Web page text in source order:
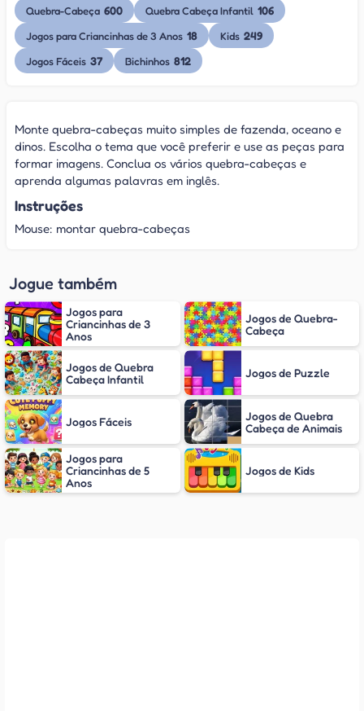
Quebra-Cabeça 600 Quebra Cabeça Infantil 106
Jogos para Criancinhas de 3 Anos 18 Kids 249
Jogos Fáceis 37 Bichinhos 812
Monte quebra-cabeças muito simples de fazenda, oceano e
dinos. Escolha o tema que você preferir e use as peças para
formar imagens. Conclua os vários quebra-cabeças e
aprenda algumas palavras em inglês.
Instruções
Mouse: montar quebra-cabeças
Jogue também
Jogos para
Criancinhas de 3
Anos
Jogos de Quebra-
Cabeça
Jogos de Quebra
Cabeça Infantil
Jogos de Puzzle
Jogos Fáceis
Jogos de Quebra
Cabeça de Animais
Jogos para
Criancinhas de 5
Anos
Jogos de Kids